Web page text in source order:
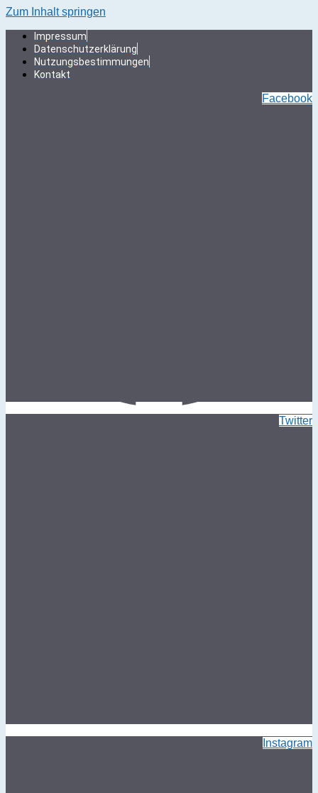
Zum Inhalt springen
Impressum
Datenschutzerklärung
Nutzungsbestimmungen
Kontakt
Facebook
Twitter
Instagram